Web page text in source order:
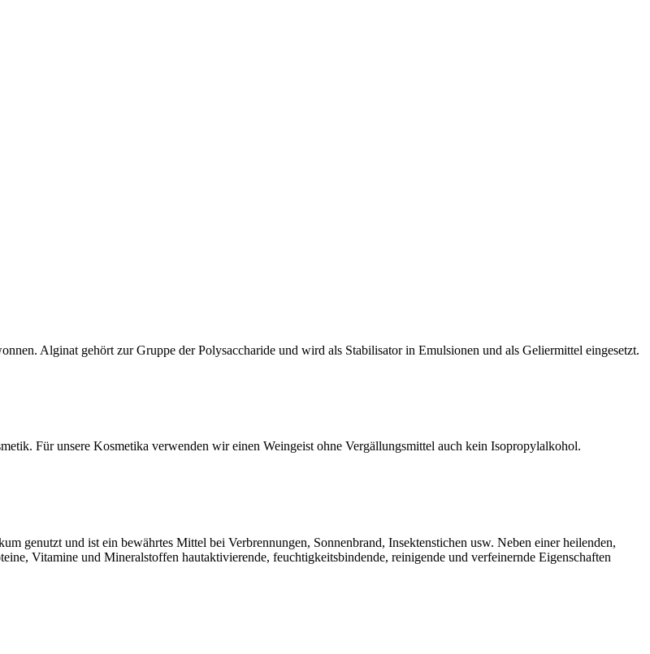
Alginat gehört zur Gruppe der Polysaccharide und wird als Stabilisator in Emulsionen und als Geliermittel eingesetzt.
Für unsere Kosmetika verwenden wir einen Weingeist ohne Vergällungsmittel auch kein Isopropylalkohol.
genutzt und ist ein bewährtes Mittel bei Verbrennungen, Sonnenbrand, Insektenstichen usw. Neben einer heilenden,
Vitamine und Mineralstoffen hautaktivierende, feuchtigkeitsbindende, reinigende und verfeinernde Eigenschaften